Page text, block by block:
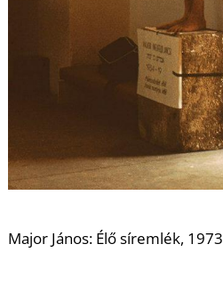
Major János: Élő síremlék, 1973